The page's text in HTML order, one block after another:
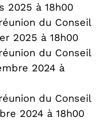
2025 à 18h00
du Conseil
2025 à 18h00
du Conseil
2024 à
du Conseil
2024 à 18h00